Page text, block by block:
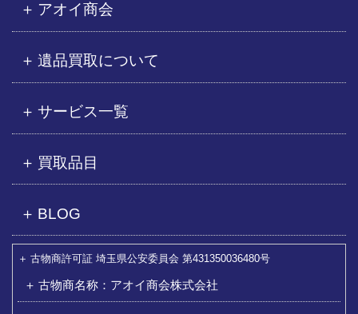
アオイ商会
遺品買取について
サービス一覧
買取品目
BLOG
古物商許可証 埼玉県公安委員会 第431350036480号
古物商名称：アオイ商会株式会社